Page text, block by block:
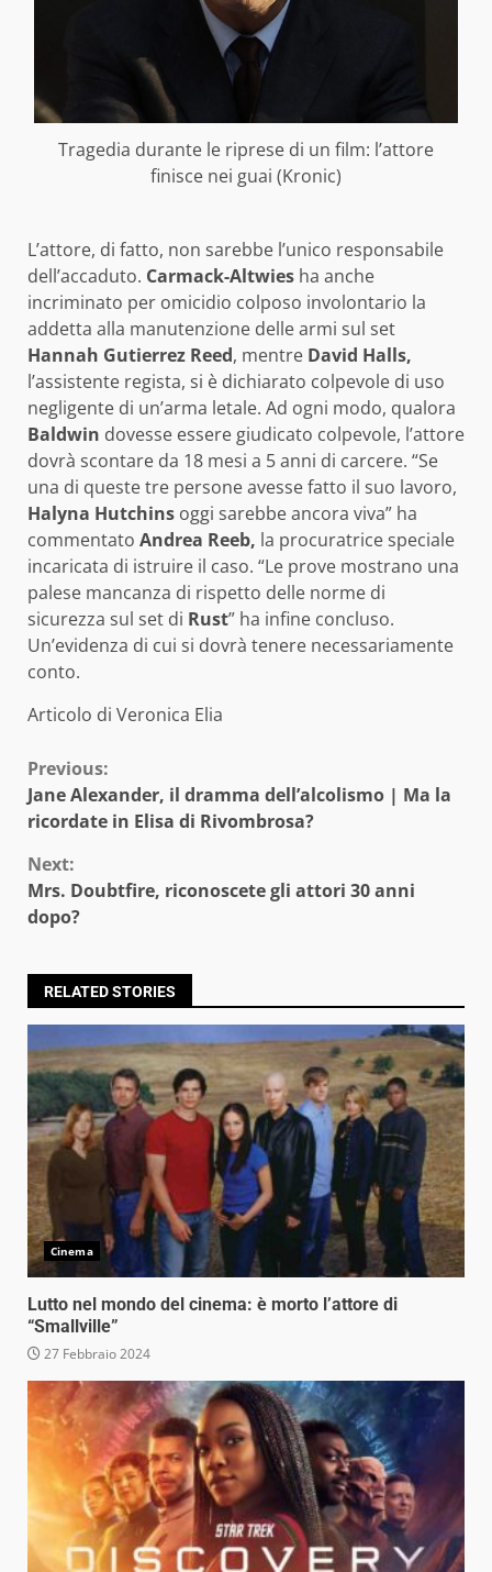
Tragedia durante le riprese di un film: l’attore
finisce nei guai (Kronic)
L’attore, di fatto, non sarebbe l’unico responsabile
dell’accaduto. Carmack-Altwies ha anche
incriminato per omicidio colposo involontario la
addetta alla manutenzione delle armi sul set
Hannah Gutierrez Reed, mentre David Halls,
l’assistente regista, si è dichiarato colpevole di uso
negligente di un’arma letale. Ad ogni modo, qualora
Baldwin dovesse essere giudicato colpevole, l’attore
dovrà scontare da 18 mesi a 5 anni di carcere. “Se
una di queste tre persone avesse fatto il suo lavoro,
Halyna Hutchins oggi sarebbe ancora viva” ha
commentato Andrea Reeb, la procuratrice speciale
incaricata di istruire il caso. “Le prove mostrano una
palese mancanza di rispetto delle norme di
sicurezza sul set di Rust” ha infine concluso.
Un’evidenza di cui si dovrà tenere necessariamente
conto.
Articolo di Veronica Elia
Continue
Reading
Previous:
Jane Alexander, il dramma dell’alcolismo | Ma la
ricordate in Elisa di Rivombrosa?
Next:
Mrs. Doubtfire, riconoscete gli attori 30 anni
dopo?
RELATED STORIES
Cinema
Lutto nel mondo del cinema: è morto l’attore di
“Smallville”
27 Febbraio 2024